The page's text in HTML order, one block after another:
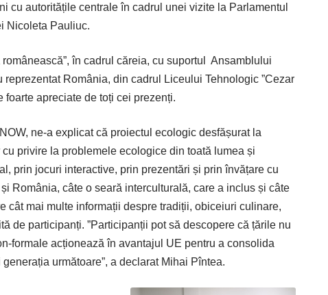
cu autoritățile centrale în cadrul unei vizite la Parlamentul
Nicoleta Pauliuc.
în cadrul căreia, cu suportul
Ansamblului
reprezentat România, din cadrul Liceului Tehnologic ”Cezar
foarte apreciate de toți cei prezenți.
ne-a explicat că proiectul ecologic desfășurat la
privire la problemele ecologice din toată lumea și
prin jocuri interactive, prin prezentări și prin învățare cu
România, câte o seară interculturală, care a inclus și câte
cât mai multe informații despre tradiții, obiceiuri culinare,
de participanți. ”Participanții pot să descopere că țările nu
formale acționează în avantajul UE pentru a consolida
următoare”, a declarat Mihai Pîntea.